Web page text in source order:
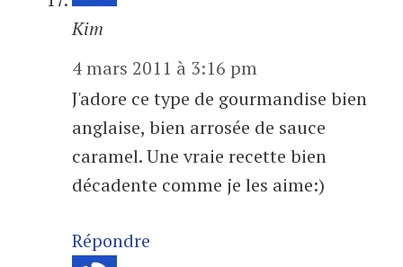
Kim
4 mars 2011 à 3:16 pm
J'adore ce type de gourmandise bien
anglaise, bien arrosée de sauce
caramel. Une vraie recette bien
décadente comme je les aime:)
Répondre